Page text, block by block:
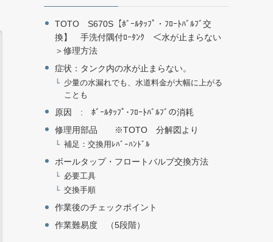
TOTO S670S【ﾎﾞｰﾙﾀｯﾌﾟ・ﾌﾛｰﾄﾊﾞﾙﾌﾞ交
換】 手洗付隅付ﾛｰﾀﾝｸ ＜水が止まらない
＞修理方法
症状：タンク内の水が止まらない。
少量の水漏れでも、水道料金が大幅に上がる
ことも
原因 : ﾎﾞｰﾙﾀｯﾌﾟ･ﾌﾛｰﾄﾊﾞﾙﾌﾞの消耗
修理用部品 ※TOTO 分解図より
補足：交換用ﾚﾊﾞｰﾊﾝﾄﾞﾙ
ボールタップ・フロートバルブ交換方法
必要工具
交換手順
作業後のチェックポイント
作業難易度 （5段階）